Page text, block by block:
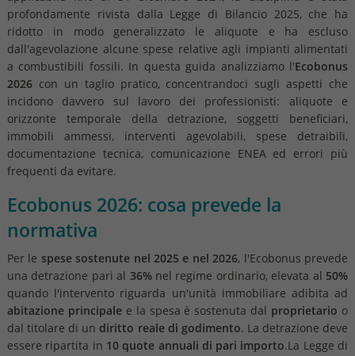
profondamente rivista dalla Legge di Bilancio 2025, che ha
ridotto in modo generalizzato le aliquote e ha escluso
dall'agevolazione alcune spese relative agli impianti alimentati
a combustibili fossili. In questa guida analizziamo l'Ecobonus
2026 con un taglio pratico, concentrandoci sugli aspetti che
incidono davvero sul lavoro dei professionisti: aliquote e
orizzonte temporale della detrazione, soggetti beneficiari,
immobili ammessi, interventi agevolabili, spese detraibili,
documentazione tecnica, comunicazione ENEA ed errori più
frequenti da evitare.
Ecobonus 2026: cosa prevede la
normativa
Per le spese sostenute nel 2025 e nel 2026, l'Ecobonus prevede
una detrazione pari al 36%nel regime ordinario, elevata al 50%
quando l'intervento riguarda un'unità immobiliare adibita ad
abitazione principalee la spesa è sostenuta dal proprietario o
dal titolare di un diritto reale di godimento. La detrazione deve
essere ripartita in 10 quote annuali di pari importo.La Legge di